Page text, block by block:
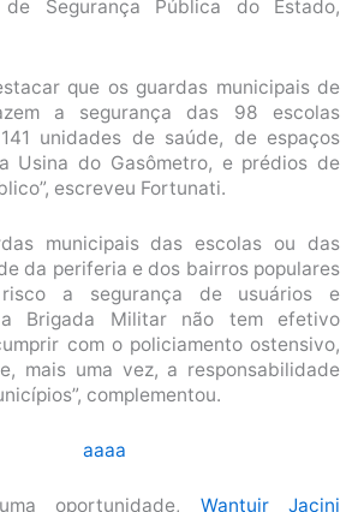
Segurança Pública do Estado,
que os guardas municipais de
a segurança das 98 escolas
unidades de saúde, de espaços
Usina do Gasômetro, e prédios de
escreveu Fortunati.
municipais das escolas ou das
da periferia e dos bairros populares
a segurança de usuários e
Brigada Militar não tem efetivo
com o policiamento ostensivo,
mais uma vez, a responsabilidade
complementou.
oportunidade, Wantuir Jacini